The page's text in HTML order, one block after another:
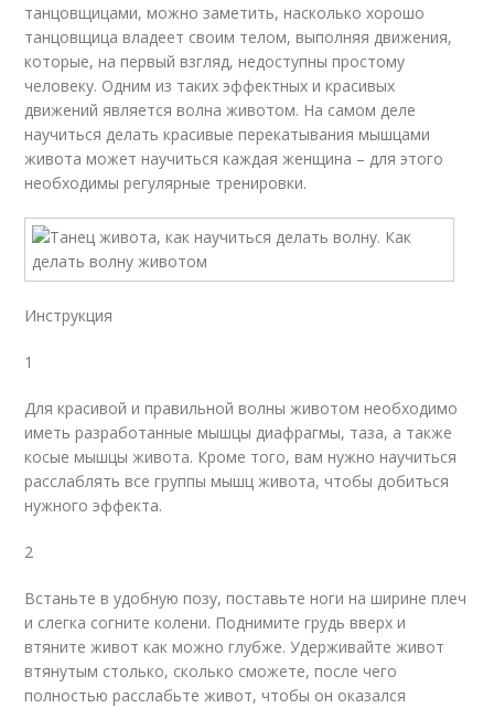
танцовщицами, можно заметить, насколько хорошо
танцовщица владеет своим телом, выполняя движения,
которые, на первый взгляд, недоступны простому
человеку. Одним из таких эффектных и красивых
движений является волна животом. На самом деле
научиться делать красивые перекатывания мышцами
живота может научиться каждая женщина – для этого
необходимы регулярные тренировки.
Инструкция
1
Для красивой и правильной волны животом необходимо
иметь разработанные мышцы диафрагмы, таза, а также
косые мышцы живота. Кроме того, вам нужно научиться
расслаблять все группы мышц живота, чтобы добиться
нужного эффекта.
2
Встаньте в удобную позу, поставьте ноги на ширине плеч
и слегка согните колени. Поднимите грудь вверх и
втяните живот как можно глубже. Удерживайте живот
втянутым столько, сколько сможете, после чего
полностью расслабьте живот, чтобы он оказался